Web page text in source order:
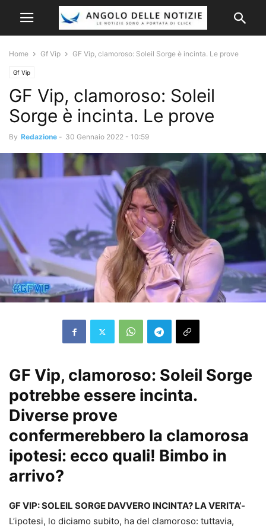
Home Gf Vip GF Vip, clamoroso: Soleil Sorge è incinta. Le prove
Gf Vip
GF Vip, clamoroso: Soleil
Sorge è incinta. Le prove
By Redazione - 30 Gennaio 2022 - 10:59
GF Vip, clamoroso: Soleil Sorge
potrebbe essere incinta.
Diverse prove
confermerebbero la clamorosa
ipotesi: ecco quali! Bimbo in
arrivo?
GF VIP: SOLEIL SORGE DAVVERO INCINTA? LA VERITA’-
L’ipotesi, lo diciamo subito, ha del clamoroso: tuttavia,